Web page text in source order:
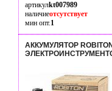
артикулkt007989
наличиеотсутствует
мин опт.1
АККУМУЛЯТОР